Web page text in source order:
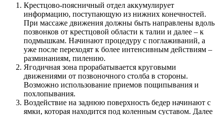
Крестцово-поясничный отдел аккумулирует
информацию, поступающую из нижних конечностей.
При массаже движения должны быть направлены вдоль
позвонков от крестцовой области к талии и далее – к
подмышкам. Начинают процедуру с поглаживаний, а
уже после переходят к более интенсивным действиям –
разминаниям, пилению.
Ягодичная зона прорабатывается круговыми
движениями от позвоночного столба в стороны.
Возможно использование приемов пощипывания и
похлопывания.
Воздействие на заднюю поверхность бедер начинают с
ямки, которая находится под коленным суставом. Далее